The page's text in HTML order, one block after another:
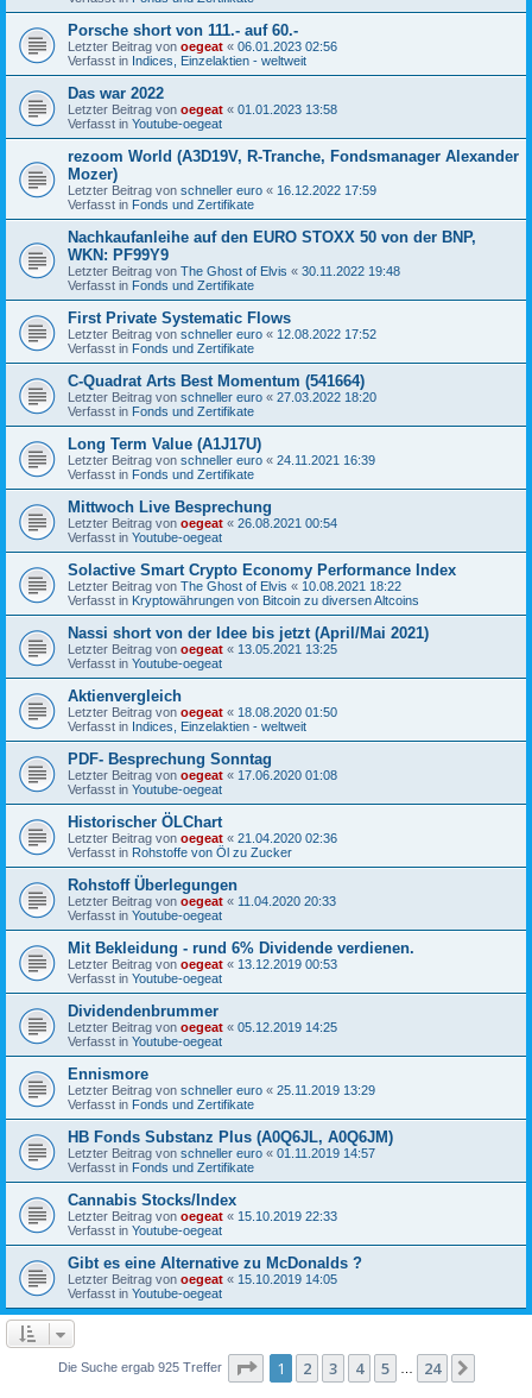
Porsche short von 111.- auf 60.-
Letzter Beitrag von oegeat « 06.01.2023 02:56
Verfasst in Indices, Einzelaktien - weltweit
Das war 2022
Letzter Beitrag von oegeat « 01.01.2023 13:58
Verfasst in Youtube-oegeat
rezoom World (A3D19V, R-Tranche, Fondsmanager Alexander
Mozer)
Letzter Beitrag von schneller euro « 16.12.2022 17:59
Verfasst in Fonds und Zertifikate
Nachkaufanleihe auf den EURO STOXX 50 von der BNP,
WKN: PF99Y9
Letzter Beitrag von The Ghost of Elvis « 30.11.2022 19:48
Verfasst in Fonds und Zertifikate
First Private Systematic Flows
Letzter Beitrag von schneller euro « 12.08.2022 17:52
Verfasst in Fonds und Zertifikate
C-Quadrat Arts Best Momentum (541664)
Letzter Beitrag von schneller euro « 27.03.2022 18:20
Verfasst in Fonds und Zertifikate
Long Term Value (A1J17U)
Letzter Beitrag von schneller euro « 24.11.2021 16:39
Verfasst in Fonds und Zertifikate
Mittwoch Live Besprechung
Letzter Beitrag von oegeat « 26.08.2021 00:54
Verfasst in Youtube-oegeat
Solactive Smart Crypto Economy Performance Index
Letzter Beitrag von The Ghost of Elvis « 10.08.2021 18:22
Verfasst in Kryptowährungen von Bitcoin zu diversen Altcoins
Nassi short von der Idee bis jetzt (April/Mai 2021)
Letzter Beitrag von oegeat « 13.05.2021 13:25
Verfasst in Youtube-oegeat
Aktienvergleich
Letzter Beitrag von oegeat « 18.08.2020 01:50
Verfasst in Indices, Einzelaktien - weltweit
PDF- Besprechung Sonntag
Letzter Beitrag von oegeat « 17.06.2020 01:08
Verfasst in Youtube-oegeat
Historischer ÖLChart
Letzter Beitrag von oegeat « 21.04.2020 02:36
Verfasst in Rohstoffe von Öl zu Zucker
Rohstoff Überlegungen
Letzter Beitrag von oegeat « 11.04.2020 20:33
Verfasst in Youtube-oegeat
Mit Bekleidung - rund 6% Dividende verdienen.
Letzter Beitrag von oegeat « 13.12.2019 00:53
Verfasst in Youtube-oegeat
Dividendenbrummer
Letzter Beitrag von oegeat « 05.12.2019 14:25
Verfasst in Youtube-oegeat
Ennismore
Letzter Beitrag von schneller euro « 25.11.2019 13:29
Verfasst in Fonds und Zertifikate
HB Fonds Substanz Plus (A0Q6JL, A0Q6JM)
Letzter Beitrag von schneller euro « 01.11.2019 14:57
Verfasst in Fonds und Zertifikate
Cannabis Stocks/Index
Letzter Beitrag von oegeat « 15.10.2019 22:33
Verfasst in Youtube-oegeat
Gibt es eine Alternative zu McDonalds ?
Letzter Beitrag von oegeat « 15.10.2019 14:05
Verfasst in Youtube-oegeat
Die Suche ergab 925 Treffer Seite 1von 24
1 2 3 4 5 24